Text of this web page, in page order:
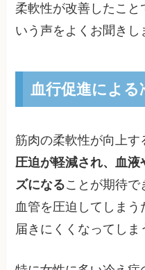
柔軟性が改善したこと
いう声をよくお聞きし
血行促進によ
筋肉の柔軟性が向上す
圧迫が軽減され、血
ズになることが期待で
血管を圧迫してしま
届きにくくなってしま